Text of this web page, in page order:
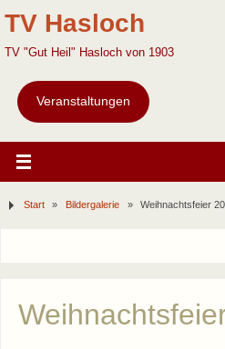
TV Hasloch
TV "Gut Heil" Hasloch von 1903
Veranstaltungen
Start » Bildergalerie » Weihnachtsfeier